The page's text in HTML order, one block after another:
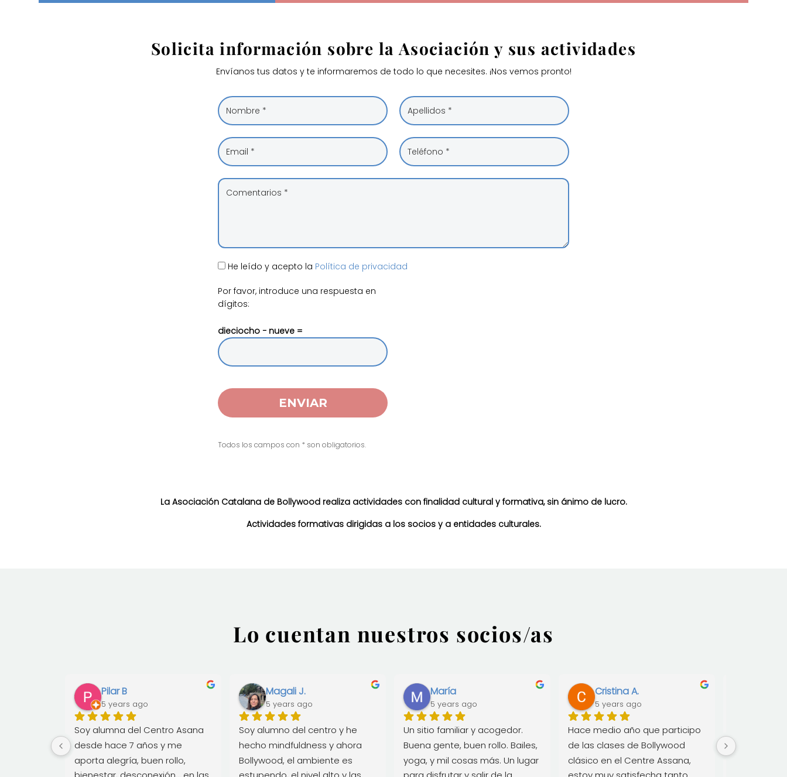
Solicita información sobre la Asociación y sus actividades
Envíanos tus datos y te informaremos de todo lo que necesites. ¡Nos vemos pronto!
He leído y acepto la Política de privacidad
Por favor, introduce una respuesta en
dígitos:
dieciocho − nueve =
Todos los campos con * son obligatorios.
La Asociación Catalana de Bollywood realiza actividades con finalidad cultural y formativa, sin ánimo de lucro.
Actividades formativas dirigidas a los socios y a entidades culturales.
Lo cuentan nuestros socios/as
Pilar B
5 years ago
Soy alumna del Centro Asana
desde hace 7 años y me
aporta alegría, buen rollo,
Magali J.
5 years ago
Soy alumno del centro y he
hecho mindfuldness y ahora
Bollywood, el ambiente es
María
5 years ago
Un sitio familiar y acogedor.
Buena gente, buen rollo. Bailes,
yoga, y mil cosas más. Un lugar
Cristina A.
5 years ago
Hace medio año que participo
de las clases de Bollywood
clásico en el Centre Assana,
y mente